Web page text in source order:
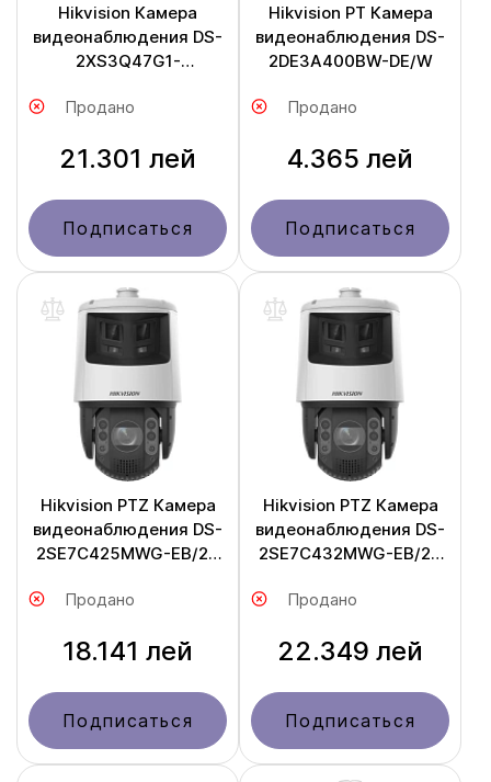
Hikvision Камера
видеонаблюдения DS-
2XS3Q47G1-
Продано
21.301 лей
Подписаться
Hikvision PT Камера
видеонаблюдения DS-
2DE3A400BW-DE/W
Продано
4.365 лей
Подписаться
Hikvision PTZ Камера
видеонаблюдения DS-
2SE7C425MWG-EB/26
Продано
18.141 лей
Подписаться
Hikvision PTZ Камера
видеонаблюдения DS-
2SE7C432MWG-EB/26
Продано
22.349 лей
Подписаться